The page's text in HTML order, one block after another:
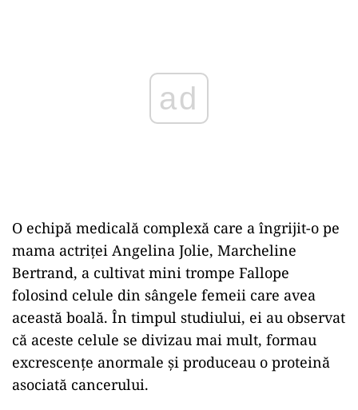
O echipă medicală complexă care a îngrijit-o pe
mama actriței Angelina Jolie, Marcheline
Bertrand, a cultivat mini trompe Fallope
folosind celule din sângele femeii care avea
această boală. În timpul studiului, ei au observat
că aceste celule se divizau mai mult, formau
excrescențe anormale și produceau o proteină
asociată cancerului.